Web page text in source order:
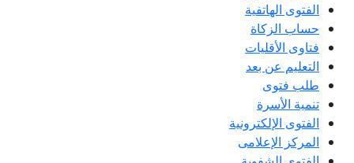
الفتوى الهاتفية
حساب الزكاة
فتاوى الأقليات
التعليم عن بعد
طلب فتوى
تنمية الأسرة
الفتوى الإلكترونية
المركز الإعلامى